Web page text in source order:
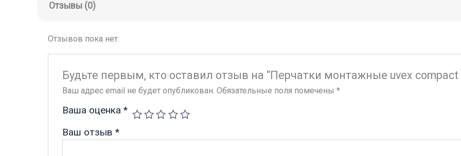
Отзывы (0)
Отзывов пока нет.
Будьте первым, кто оставил отзыв на “Перчатки монтажные uvex compact
Ваш адрес email не будет опубликован. Обязательные поля помечены *
Ваша оценка *
Ваш отзыв *